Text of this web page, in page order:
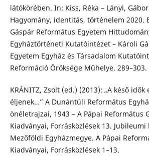
látókörében. In: Kiss, Réka – Lányi,
Hagyomány, identitás, történelem 2020.
Gáspár Református Egyetem
Egyháztörténeti Kutatóintézet – Károli
Egyetem Egyház és Társadalom
Reformáció Öröksége Műhelye. 289–303.
KRÁNITZ, Zsolt (ed.) (2013): „A késő
éljenek…” A Dunántúli Református
önéletrajzai, 1943 – A Pápai Református
Kiadványai, Forrásközlések 13. Jubileumi
Mezőföldi Egyházmegye. A Pápai
Kiadványai, Forrásközlések 1–13.